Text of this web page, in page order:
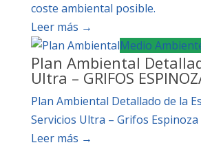
coste ambiental posible.
Leer más →
Medio
Plan Ambiental
Ultra – GRIFOS
Plan Ambiental Detallado de la
Servicios Ultra – Grifos Espinoza
Leer más →